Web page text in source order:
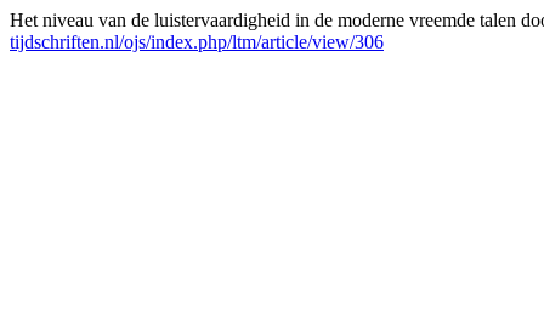
Het niveau van de luistervaardigheid in de moderne vreemde talen
tijdschriften.nl/ojs/index.php/ltm/article/view/306